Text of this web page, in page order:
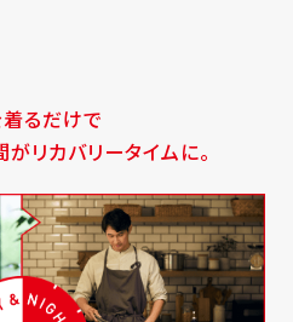
るだけで
リカバリータイムに。